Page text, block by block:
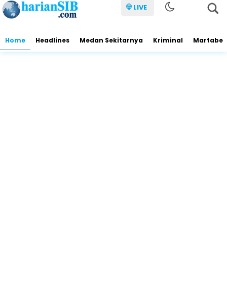
LIVE
Home Headlines Medan Sekitarnya Kriminal Martabe